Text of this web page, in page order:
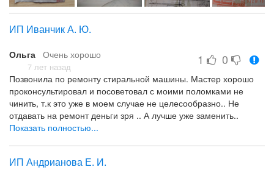
привезти(в паспорте есть подтверждающие штампы) так это
сложные мех. изделия.
Продажа заведомо неиправных или на грани ресурса
запчастей.
ИП Иванчик А. Ю.
Ольга Очень хорошо
7 лет назад 1 0
Позвонила по ремонту стиральной машины. Мастер хорошо
проконсультировал и посоветовал с моими поломками не
чинить, т.к это уже в моем случае не целесообразно.. Не
отдавать на ремонт деньги зря .. А лучше уже заменить..
Согласитесь .. не каждый скажет правду и не поедет чинить
Показать полностью...
ИП Андрианова Е. И.